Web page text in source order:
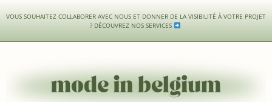
VOUS SOUHAITEZ COLLABORER AVEC NOUS ET DONNER DE LA VISIBILITÉ À VOTRE PROJET
? DÉCOUVREZ NOS SERVICES